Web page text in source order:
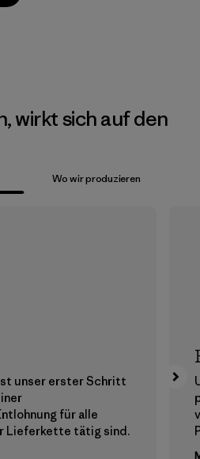
wirkt sich auf den
Wo wir produzieren
unser erster Schritt
für alle
Lieferkette tätig sind.